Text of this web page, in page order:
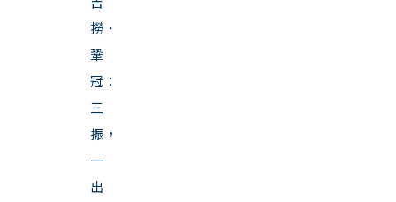
撈．
鞏
冠：
三
振，
一
出